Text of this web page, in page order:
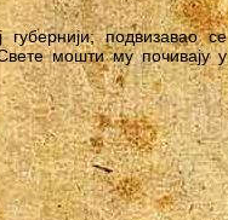
подвизавао се
мошти му почивају у